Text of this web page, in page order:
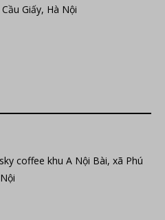
Giấy, Hà Nội
coffee khu A Nội Bài, xã Phú